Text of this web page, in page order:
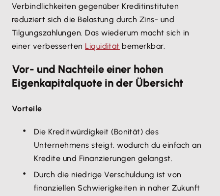
Verbindlichkeiten gegenüber Kreditinstituten
reduziert sich die Belastung durch Zins- und
Tilgungszahlungen. Das wiederum macht sich in
einer verbesserten Liquidität bemerkbar.
Vor- und Nachteile einer hohen
Eigenkapitalquote in der Übersicht
Vorteile
Die Kreditwürdigkeit (Bonität) des
Unternehmens steigt, wodurch du einfach an
Kredite und Finanzierungen gelangst.
Durch die niedrige Verschuldung ist von
finanziellen Schwierigkeiten in naher Zukunft